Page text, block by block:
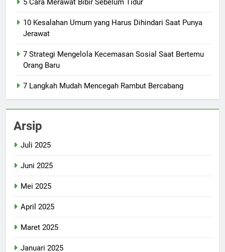
5 Cara Merawat Bibir Sebelum Tidur
10 Kesalahan Umum yang Harus Dihindari Saat Punya
Jerawat
7 Strategi Mengelola Kecemasan Sosial Saat Bertemu
Orang Baru
7 Langkah Mudah Mencegah Rambut Bercabang
Arsip
Juli 2025
Juni 2025
Mei 2025
April 2025
Maret 2025
Januari 2025